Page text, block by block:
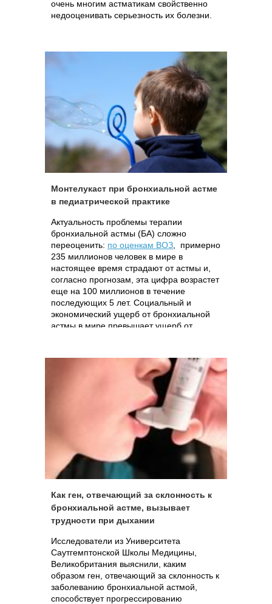
очень многим астматикам свойственно
недооценивать серьезность их болезни.
Монтелукаст при бронхиальной астме
в педиатрической практике
Актуальность проблемы терапии
бронхиальной астмы (БА) сложно
переоценить: по оценкам ВОЗ , примерно
235 миллионов человек в мире в
настоящее время страдают от астмы и,
согласно прогнозам, эта цифра возрастет
еще на 100 миллионов в течение
последующих 5 лет. Социальный и
экономический ущерб от бронхиальной
астмы в мире превышает ущерб от
распространенной хронической болезнью
Как ген, отвечающий за склонность к
бронхиальной астме, вызывает
трудности при дыхании
Исследователи из Университета
Саутгемптонской Школы Медицины,
Великобритания выяснили, каким
образом ген, отвечающий за склонность к
заболеванию бронхиальной астмой,
способствует прогрессированию